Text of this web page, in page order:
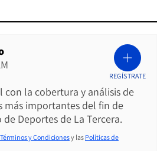
con la cobertura y análisis de
más importantes del fin de
Deportes de La Tercera.
REGÍSTRATE
Términos y Condicionesy las Políticas de